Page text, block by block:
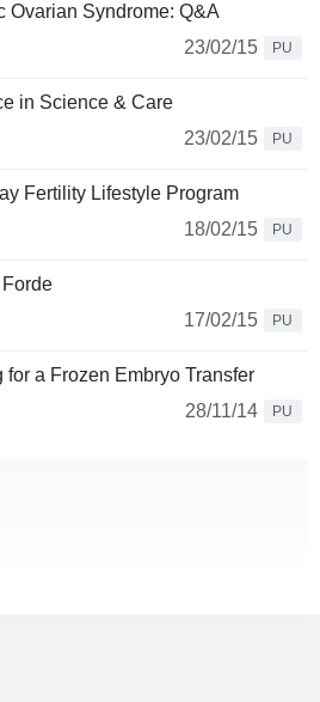
Ovarian Syndrome: Q&A
23/02/15
PU
in Science & Care
23/02/15
PU
Fertility Lifestyle Program
18/02/15
PU
17/02/15
PU
for a Frozen Embryo Transfer
28/11/14
PU